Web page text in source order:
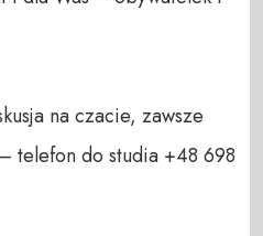
na czacie, zawsze
telefon do studia +48 698